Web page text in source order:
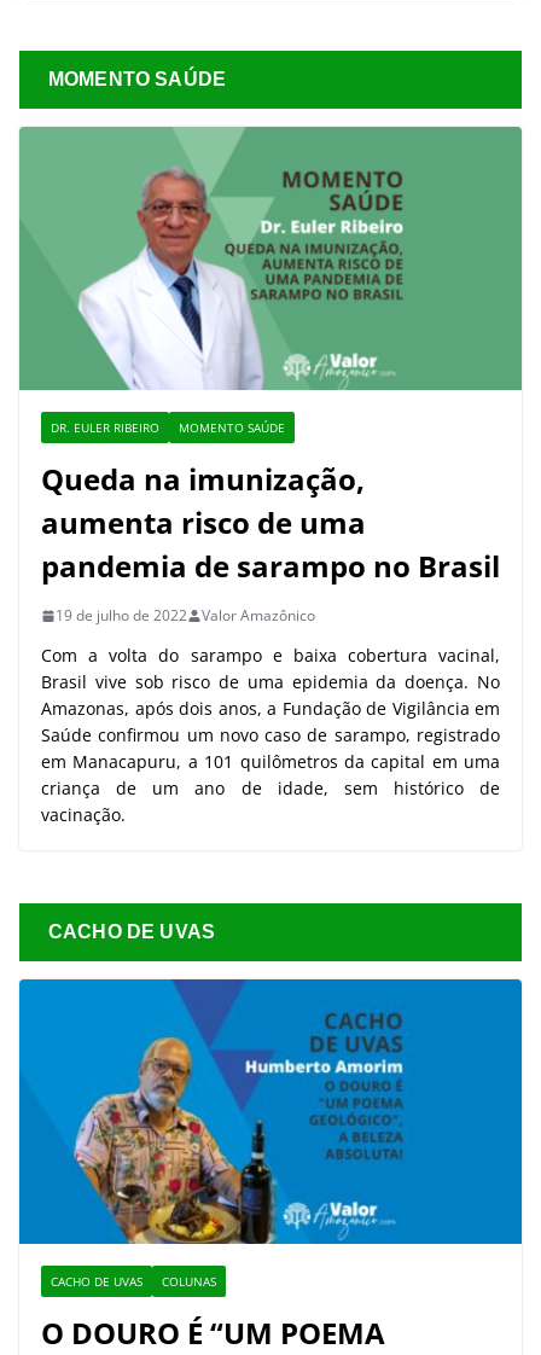
MOMENTO SAÚDE
DR. EULER RIBEIRO MOMENTO SAÚDE
Queda na imunização,
aumenta risco de uma
pandemia de sarampo no Brasil
19 de julho de 2022 Valor Amazônico
Com a volta do sarampo e baixa cobertura vacinal,
Brasil vive sob risco de uma epidemia da doença. No
Amazonas, após dois anos, a Fundação de Vigilância em
Saúde confirmou um novo caso de sarampo, registrado
em Manacapuru, a 101 quilômetros da capital em uma
criança de um ano de idade, sem histórico de
vacinação.
CACHO DE UVAS
CACHO DE UVAS COLUNAS
O DOURO É “UM POEMA